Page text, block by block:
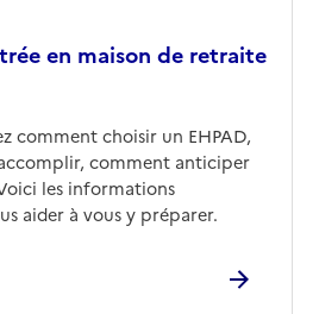
Voir les prix et prestations
en maison de retraite
comment choisir un EHPAD,
comment anticiper
les informations
aider à vous y préparer.